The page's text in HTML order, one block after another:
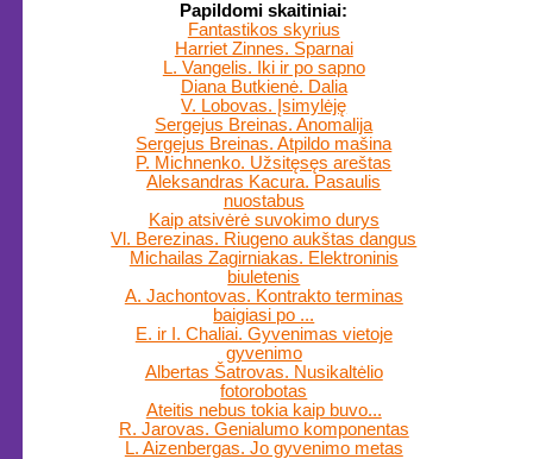
Papildomi skaitiniai:
Fantastikos skyrius
Harriet Zinnes. Sparnai
L. Vangelis. Iki ir po sapno
Diana Butkienė. Dalia
V. Lobovas. Įsimylėję
Sergejus Breinas. Anomalija
Sergejus Breinas. Atpildo mašina
P. Michnenko. Užsitęsęs areštas
Aleksandras Kacura. Pasaulis
nuostabus
Kaip atsivėrė suvokimo durys
Vl. Berezinas. Riugeno aukštas dangus
Michailas Zagirniakas. Elektroninis
biuletenis
A. Jachontovas. Kontrakto terminas
baigiasi po ...
E. ir I. Chaliai. Gyvenimas vietoje
gyvenimo
Albertas Šatrovas. Nusikaltėlio
fotorobotas
Ateitis nebus tokia kaip buvo...
R. Jarovas. Genialumo komponentas
L. Aizenbergas. Jo gyvenimo metas